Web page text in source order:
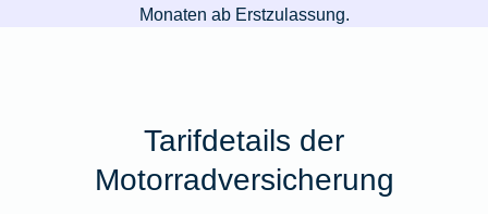
Monaten ab Erstzulassung.
Tarifdetails der
Motorradversicherung